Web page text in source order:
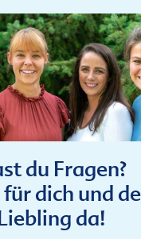
du Fragen?
dich und
da!